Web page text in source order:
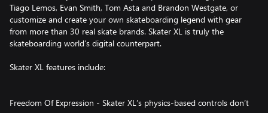
Tiago Lemos, Evan Smith, Tom Asta and Brandon Westgate, or
customize and create your own skateboarding legend with gear
from more than 30 real skate brands. Skater XL is truly the
skateboarding world’s digital counterpart.
Skater XL features include:
Freedom Of Expression - Skater XL’s physics-based controls don’t